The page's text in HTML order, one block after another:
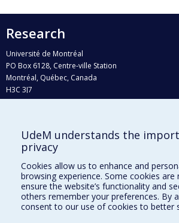
Research
Université de Montréal
PO Box 6128, Centre-ville Station
Montréal, Québec, Canada
H3C 3J7
Who does what?
Find us
Site map
Accessibility
UdeM understands the
privacy
Cookies allow us to enhance and
browsing experience. Some cookies are
ensure the website’s functionality and
others remember your preferences. By
consent to our use of cookies to better